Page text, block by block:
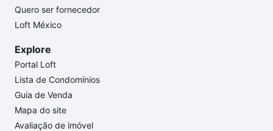
Quero ser fornecedor
Loft México
Explore
Portal Loft
Lista de Condomínios
Guia de Venda
Mapa do site
Avaliação de imóvel